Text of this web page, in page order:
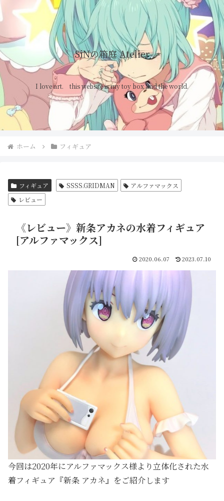
SiNの箱庭 Atelier
I love art. this website is my toy box and the world.
ホーム フィギュア
フィギュア SSSS.GRIDMAN
アルファマックス
レビュー
《レビュー》新条アカネの水着フィギュア
[アルファマックス]
2020.06.07 2023.07.10
今回は2020年にアルファマックス様より立体化された水
着フィギュア『新条 アカネ』をご紹介します